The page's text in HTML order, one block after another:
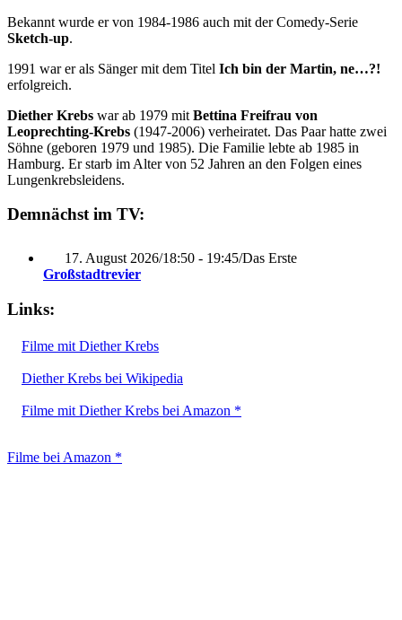
Bekannt wurde er von 1984-1986 auch mit der Comedy-Serie
Sketch-up.
1991 war er als Sänger mit dem Titel Ich bin der Martin, ne…?!
erfolgreich.
Diether Krebs war ab 1979 mit Bettina Freifrau von
Leoprechting-Krebs (1947-2006) verheiratet. Das Paar hatte zwei
Söhne (geboren 1979 und 1985). Die Familie lebte ab 1985 in
Hamburg. Er starb im Alter von 52 Jahren an den Folgen eines
Lungenkrebsleidens.
Demnächst im TV:
17. August 2026/18:50 - 19:45/Das Erste
Großstadtrevier
Links:
Filme mit Diether Krebs
Diether Krebs bei Wikipedia
Filme mit Diether Krebs bei Amazon *
Filme bei Amazon *